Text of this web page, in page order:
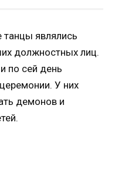
танцы являлись
должностных лиц.
по сей день
У них
демонов и